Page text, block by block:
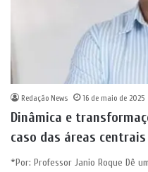
Redação News 16 de maio de 2025
Dinâmica e
caso das áreas centrais
*Por: Professor Janio Roque Dê